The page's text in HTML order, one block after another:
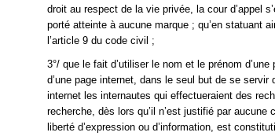
droit au respect de la vie privée, la cour d’appel
porté atteinte à aucune marque ; qu’en statuant
l’article 9 du code civil ;
3°/ que le fait d’utiliser le nom et le prénom
d’une page internet, dans le seul but de se
internet les internautes qui effectueraient des
recherche, dès lors qu’il n’est justifié par
liberté d’expression ou d’information, est